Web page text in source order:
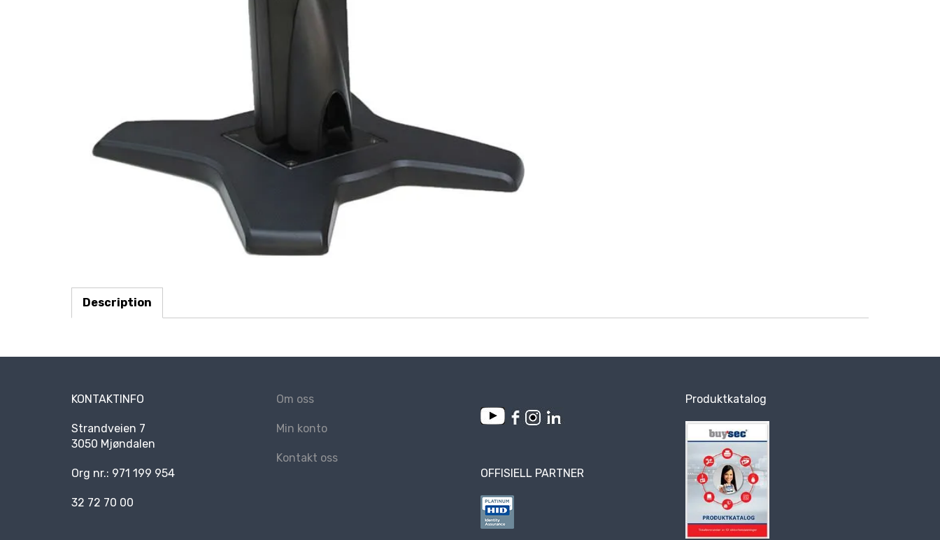
Description
KONTAKTINFO
Strandveien 7
3050 Mjøndalen
Org nr.: 971 199 954
32 72 70 00
Om oss
Min konto
Kontakt oss
OFFISIELL PARTNER
Produktkatalog